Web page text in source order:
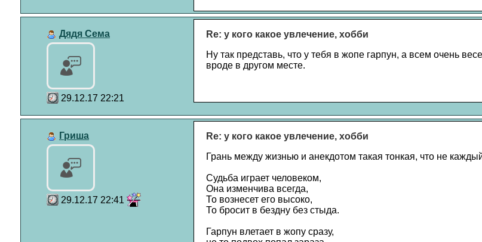
Дядя Сема
29.12.17 22:21
Re: у кого какое увлечение, хобби
Ну так представь, что у тебя в жопе гарпун, а всем очень
вроде в другом месте.
Гриша
29.12.17 22:41
Re: у кого какое увлечение, хобби
Грань между жизнью и анекдотом такая тонкая, что не
Судьба играет человеком,
Она изменчива всегда,
То вознесет его высоко,
То бросит в бездну без стыда.
Гарпун влетает в жопу сразу,